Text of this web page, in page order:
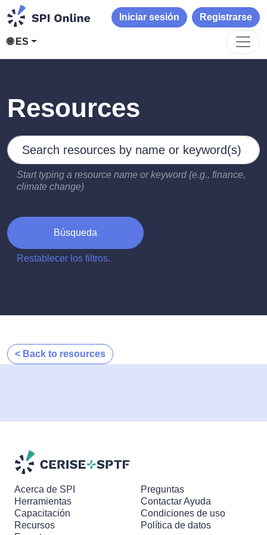
🌐 ES
Iniciar sesión Registrarse
Resources
Search by keywords
Type 2 or more characters for results.
Start typing a resource name or keyword (e.g., finance,
climate change)
Búsqueda
Restablecer los filtros.
< Back to resources
Acerca de SPI
Herramientas
Capacitación
Recursos
Preguntas
Contactar Ayuda
Condiciones de uso
Política de datos